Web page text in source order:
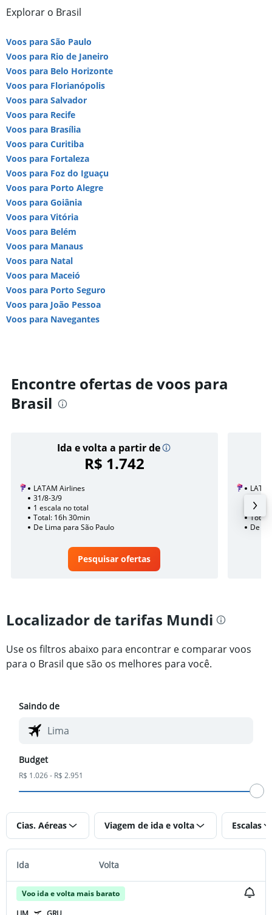
Explorar o Brasil
Voos para São Paulo
Voos para Rio de Janeiro
Voos para Belo Horizonte
Voos para Florianópolis
Voos para Salvador
Voos para Recife
Voos para Brasília
Voos para Curitiba
Voos para Fortaleza
Voos para Foz do Iguaçu
Voos para Porto Alegre
Voos para Goiânia
Voos para Vitória
Voos para Belém
Voos para Manaus
Voos para Natal
Voos para Maceió
Voos para Porto Seguro
Voos para João Pessoa
Voos para Navegantes
Encontre ofertas de voos para
Brasil
Ida e volta a partir de
R$ 1.742
LATAM Airlines
31/8-3/9
1 escala no total
Total: 16h 30min
De Lima para São Paulo
Pesquisar ofertas
11/11
1
Total:
De
Localizador de tarifas Mundi
Use os filtros abaixo para encontrar e comparar voos
para o Brasil que são os melhores para você.
Saindo de
Budget
R$ 1.026 - R$ 2.951
Cias. Aéreas Viagem de ida e volta Escalas
Ida Volta
Voo ida e volta mais barato